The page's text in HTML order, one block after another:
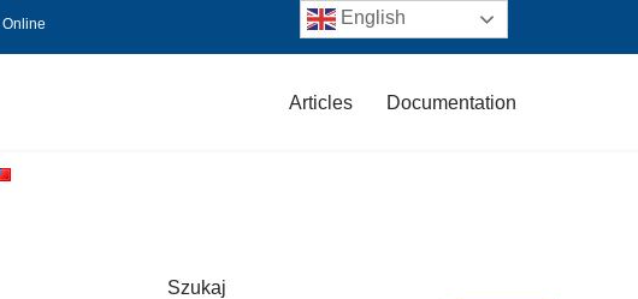
Articles Documentation
Szukaj
English